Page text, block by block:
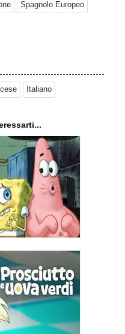
Spagnolo Europeo
Italiano